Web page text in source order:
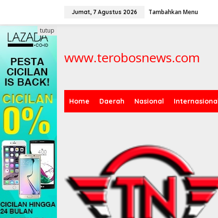
n
t
e
Jumat, 7 Agustus 2026 Tambahkan Menu
www.terobosnews.com
Home Daerah Nasional
tutup